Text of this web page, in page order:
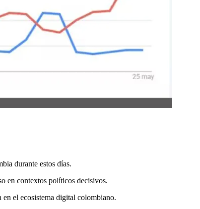
durante estos días.
en contextos políticos decisivos.
el ecosistema digital colombiano.